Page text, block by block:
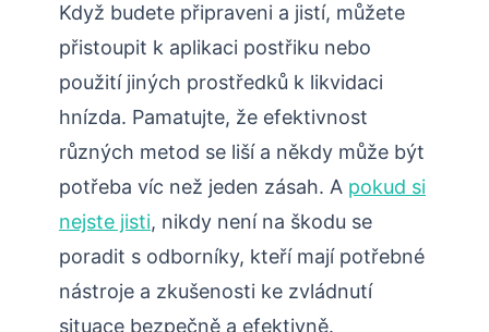
Když budete připraveni a jistí, můžete
přistoupit k aplikaci postřiku⁣ nebo‌
použití jiných prostředků k likvidaci
‌hnízda. Pamatujte, že efektivnost
různých metod se liší a někdy může být
potřeba víc než jeden​ zásah. A pokud si
nejste jisti, nikdy není na škodu se
poradit s odborníky, kteří mají potřebné
nástroje a zkušenosti ke zvládnutí
situace bezpečně a efektivně.